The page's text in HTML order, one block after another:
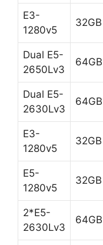
E3-
1280v5
32GB
Dual E5-
2650Lv3
64GB
Dual E5-
2630Lv3
64GB
E3-
1280v5
32GB
E5-
1280v5
32GB
2*E5-
2630Lv3
64GB